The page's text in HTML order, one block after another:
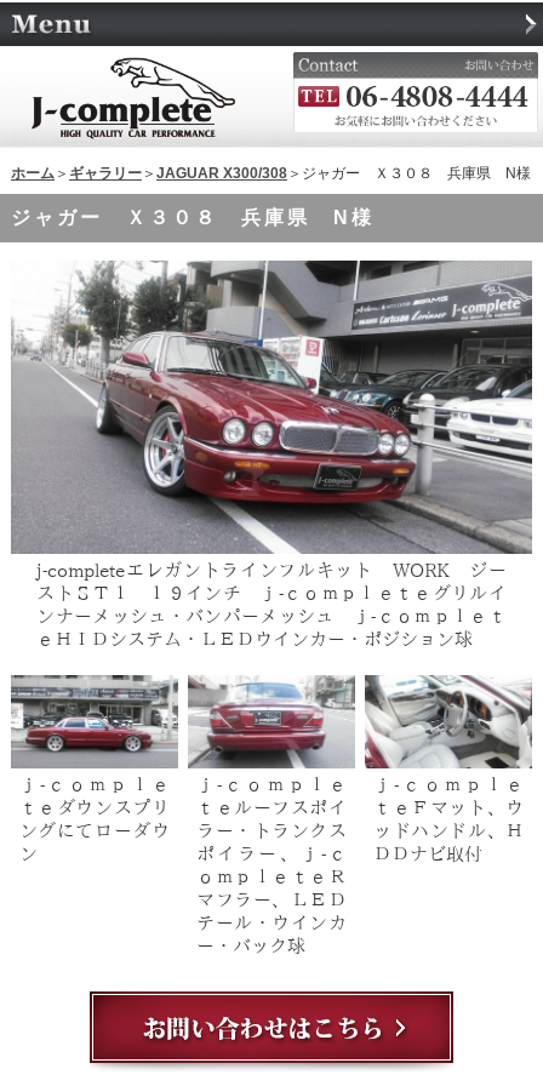
ホーム＞ ギャラリー＞ JAGUAR X300/308＞ジャガー Ｘ３０８ 兵庫県 N様
ジャガー Ｘ３０８ 兵庫県 N様
j-completeエレガントラインフルキット WORK ジー
ストＳＴ１ １９インチ ｊ-ｃｏｍｐｌｅｔｅグリルイ
ンナーメッシュ・バンパーメッシュ ｊ-ｃｏｍｐｌｅｔ
ｅＨＩＤシステム・ＬＥＤウインカー・ポジション球
ｊ-ｃｏｍｐｌｅ
ｔｅダウンスプリ
ングにてローダウ
ン
ｊ-ｃｏｍｐｌｅ
ｔｅルーフスポイ
ラー・トランクス
ポイラー、ｊ-ｃ
ｏｍｐｌｅｔｅＲ
マフラー、ＬＥＤ
テール・ウインカ
ー・バック球
ｊ-ｃｏｍｐｌｅ
ｔｅＦマット、ウ
ッドハンドル、Ｈ
ＤＤナビ取付